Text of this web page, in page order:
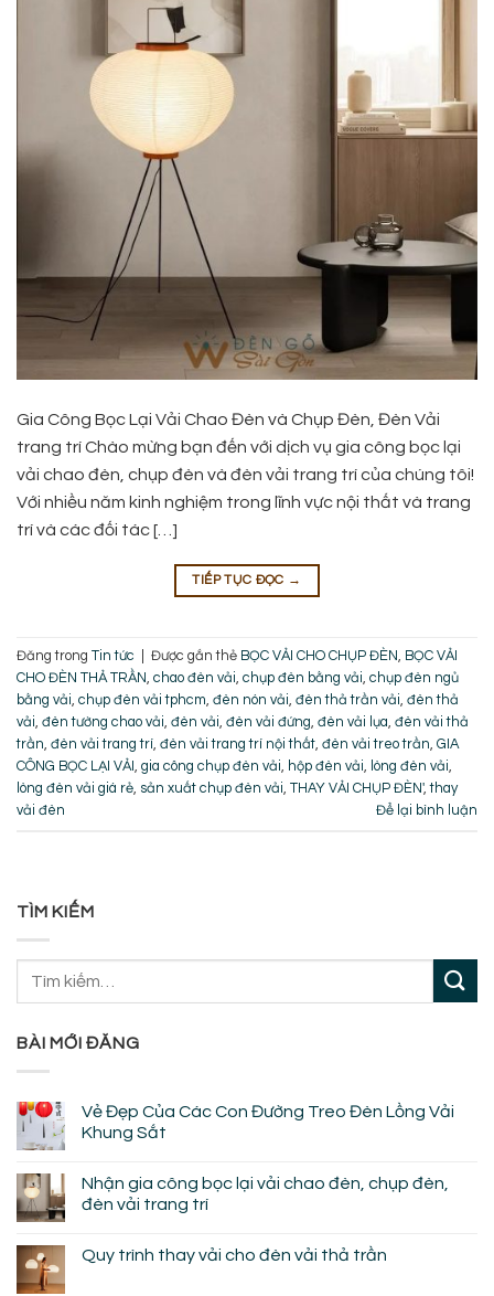
Gia Công Bọc Lại Vải Chao Đèn và Chụp Đèn, Đèn Vải
trang trí Chào mừng bạn đến với dịch vụ gia công bọc lại
vải chao đèn, chụp đèn và đèn vải trang trí của chúng tôi!
Với nhiều năm kinh nghiệm trong lĩnh vực nội thất và trang
trí và các đối tác […]
TIẾP TỤC ĐỌC →
Đăng trong Tin tức Được gắn thẻ BỌC VẢI CHO CHỤP ĐÈN, BỌC VẢI
CHO ĐÈN THẢ TRẦN, chao đèn vải, chụp đèn bằng vải, chụp đèn ngủ
bằng vải, chụp đèn vải tphcm, đèn nón vải, đèn thả trần vải, đèn thả
vải, đèn tường chao vải, đèn vải, đèn vải đứng, đèn vải lụa, đèn vải thả
trần, đèn vải trang trí, đèn vải trang trí nội thất, đèn vải treo trần, GIA
CÔNG BỌC LẠI VẢI, gia công chụp đèn vải, hộp đèn vải, lòng đèn vải,
lòng đèn vải giá rẻ, sản xuất chụp đèn vải, THAY VẢI CHỤP ĐÈN',thay
vải đèn
Để lại bình luận
TÌM KIẾM
BÀI MỚI ĐĂNG
Vẻ Đẹp Của Các Con Đường Treo Đèn Lồng Vải
Khung Sắt
bình
luận
ở
Của
Nhận gia công bọc lại vải chao đèn, chụp đèn,
đèn vải trang trí
bình
Quy trình thay vải cho đèn vải thả trần